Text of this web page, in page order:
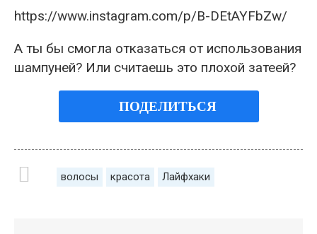
https://www.instagram.com/p/B-DEtAYFbZw/
А ты бы смогла отказаться от использования
шампуней? Или считаешь это плохой затеей?
ПОДЕЛИТЬСЯ
волосы красота Лайфхаки